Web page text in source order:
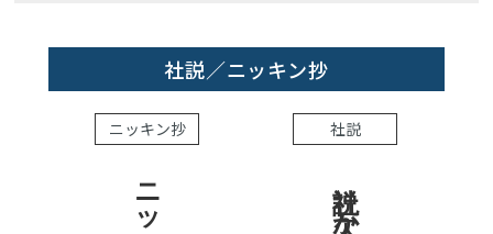
社説／ニッキン抄
ニッキン抄 社説